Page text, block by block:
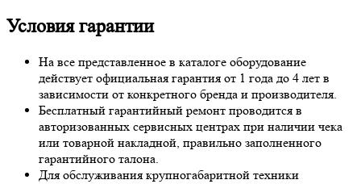
Условия гарантии
На все представленное в каталоге оборудование
действует официальная гарантия от 1 года до 4 лет в
зависимости от конкретного бренда и производителя.
Бесплатный гарантийный ремонт проводится в
авторизованных сервисных центрах при наличии чека
или товарной накладной, правильно заполненного
гарантийного талона.
Для обслуживания крупногабаритной техники